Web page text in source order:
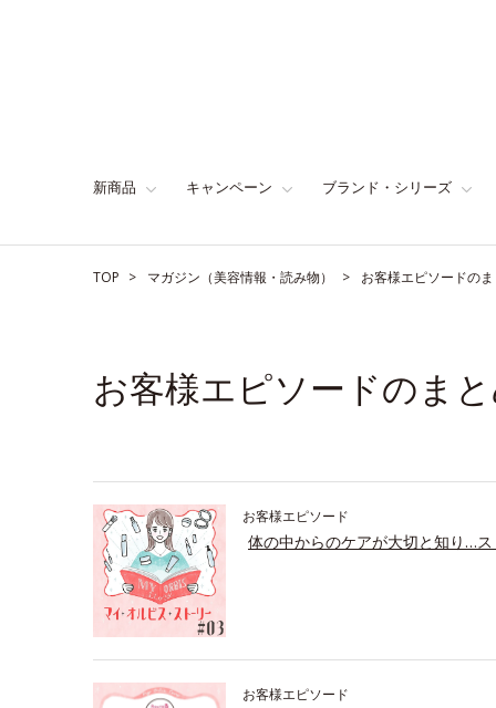
新商品 キャンペーン ブランド・シリーズ
TOP マガジン（美容情報・読み物） お客様エピソードの
お客様エピソードのま
お客様エピソード
体の中からのケアが大切と知り…
お客様エピソード